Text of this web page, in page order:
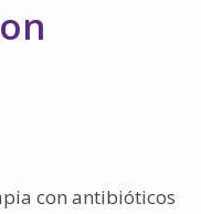
con antibióticos